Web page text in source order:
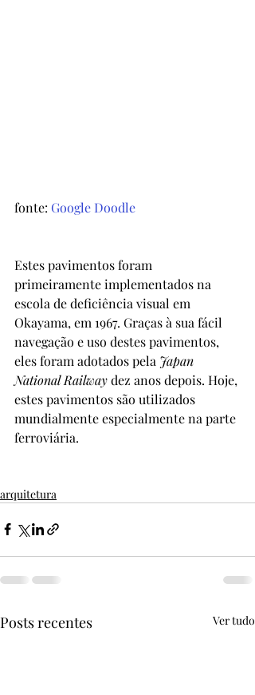
fonte: Google Doodle
Estes pavimentos foram
primeiramente implementados na
escola de deficiência visual em
Okayama, em 1967. Graças à sua fácil
navegação e uso destes pavimentos,
eles foram adotados pela Japan
National Railway dez anos depois. Hoje,
estes pavimentos são utilizados
mundialmente especialmente na parte
ferroviária.
arquitetura
Posts recentes Ver tudo